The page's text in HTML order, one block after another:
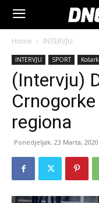
Home INTERVJU
INTERVJU SPORT
(Intervju)
regiona
Ponedjeljak, 23 Marta, 2020